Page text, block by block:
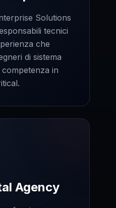
Solutions
tecnici
che
di sistema
in
Agency